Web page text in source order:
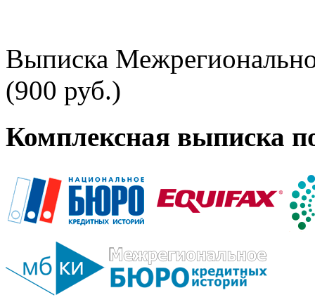
Выписка
(900 руб.)
Комплексная выписка